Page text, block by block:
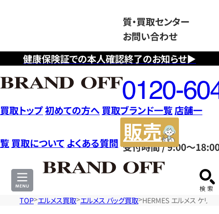
健康保険証での本人確認終了のお知らせ▶
質・買取センター
お問い合わせ
フ
リ
ー
ダ
イ
ヤ
ル
0120604117
受付時間 / 9:00～
買取トップ初めての方へ 買取ブランド一覧店舗一
覧 買取について よくある質問
サ
TOP エルメス買取 エルメス バッグ買取 HERMES エルメス ケリ